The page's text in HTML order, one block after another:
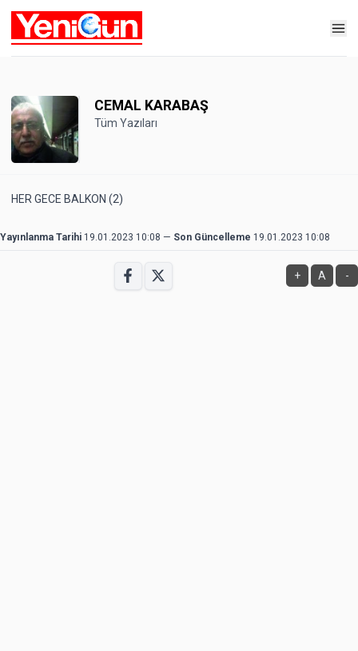
CEMAL KARABAŞ
Tüm Yazıları
HER GECE BALKON (2)
Yayınlanma Tarihi 19.01.2023 10:08 — Son Güncelleme 19.01.2023 10:08
+ A -